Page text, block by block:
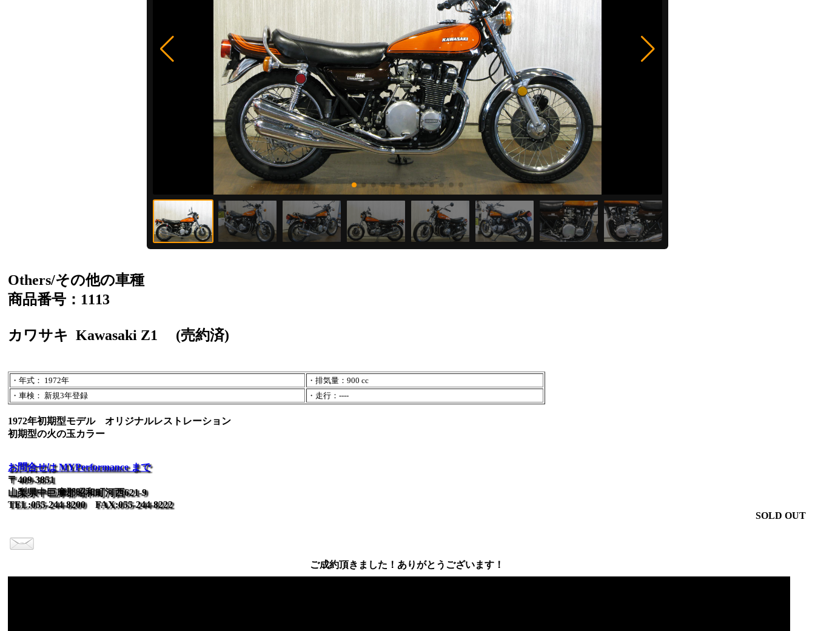
Others/その他の車種
商品番号：1113
カワサキ Kawasaki Z1 (売約済)
・年式： 1972年
・排気量：900 cc
・車検： 新規3年登録
・走行：----
1972年初期型モデル オリジナルレストレーション
初期型の火の玉カラー
お問合せは MYPerformance まで
〒409-3851
山梨県中巨摩郡昭和町河西621-9
TEL:055-244-8200 FAX:055-244-8222
SOLD OUT
ご成約頂きました！ありがとうございます！